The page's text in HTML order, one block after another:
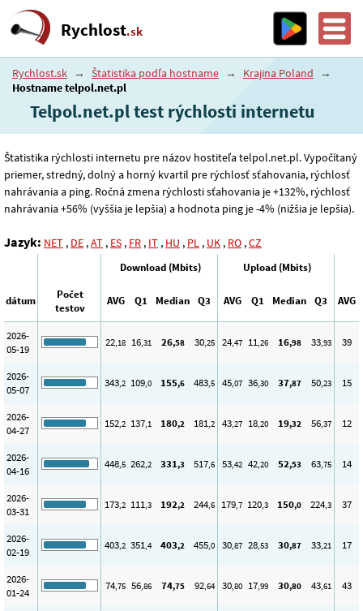
Rychlost.sk
Rychlost.sk → Štatistika podľa hostname → Krajina Poland
→
Hostname telpol.net.pl
Telpol.net.pl test rýchlosti internetu
Štatistika rýchlosti internetu pre názov hostiteľa telpol.net.pl. Vypočítaný
priemer, stredný, dolný a horný kvartil pre rýchlosť sťahovania, rýchlosť
nahrávania a ping. Ročná zmena rýchlosti sťahovania je +132%, rýchlosť
nahrávania +56% (vyššia je lepšia) a hodnota ping je -4% (nižšia je lepšia).
Jazyk: NET , DE ,AT , ES , FR , IT , HU , PL , UK , RO ,CZ
Download (Mbits) Upload (Mbits)
dátum
Počet
testov
AVG Q1 Median Q3 AVG Q1 Median Q3 AVG
2026-
05-19
22,18 16,31 26,58 30,25 24,47 11,26 16,98 33,93 39
2026-
05-07
343,2 109,0 155,6 483,5 45,07 36,30 37,87 50,23 15
2026-
04-27
152,2 137,1 180,2 181,2 43,27 18,20 19,32 56,37 12
2026-
04-16
448,5 262,2 331,3 517,6 53,42 42,20 52,53 63,75 14
2026-
03-31
173,2 111,3 192,2 244,6 179,7 120,3 150,0 224,3 37
2026-
02-19
403,2 351,4 403,2 455,0 30,87 28,53 30,87 33,21 17
2026-
01-24
74,75 56,86 74,75 92,64 30,80 17,99 30,80 43,61 43